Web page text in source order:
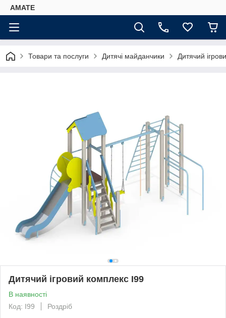
AMATE
Товари та послуги Дитячі майданчики Дитячий
Дитячий ігровий комплекс I99
В наявності
Код: I99
Роздріб